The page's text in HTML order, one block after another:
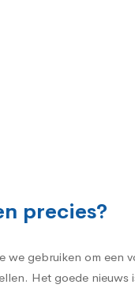
precies?
gebruiken om
Het goede